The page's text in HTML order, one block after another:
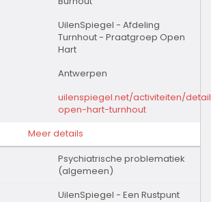
UilenSpiegel - Afdeling
Turnhout - Praatgroep Open
Hart
Antwerpen
uilenspiegel.net/activiteiten/
open-hart-turnhout
Meer details
Psychiatrische problematiek
(algemeen)
UilenSpiegel - Een Rustpunt